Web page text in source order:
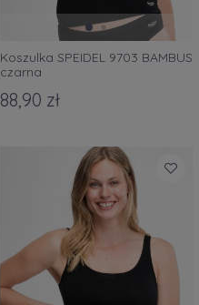
Koszulka SPEIDEL 9703 BAMBUS
czarna
88,90 zł